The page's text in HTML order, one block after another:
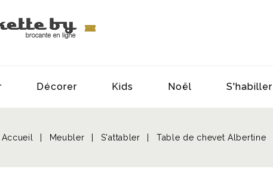
Décorer Kids Noël S'habiller
Accueil Meubler S'attabler Table de chevet Albertine